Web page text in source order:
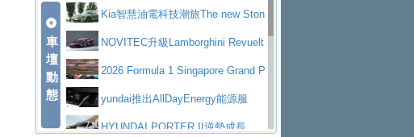
Maserati GT2 Stradale「Tribute to
MC12」全球首度亮相
迎接 RANGE ROVER 品牌家族第
五位成員 全新 RANGE ROVER GT 預告登
場
造型華麗時尚、科技座艙再進化，P
eugeot 208小改款發表上市94.8萬起
更高效的動力
問世，擁有品牌史上最寬敞且豪華的座艙
AUDI推出首款高性能油電超跑Nuvo
lari，0到100公里加速2.6秒、極速350公里
／小時
百年三叉戟傳奇再啟程 Maserati 重
返 1000 Miglia 傳承競速榮耀
法拉利首款純電跑車Luce亮相，最
大馬力超過1000匹並具備530公里最大續航
里程
小車大空間、座艙科技更先進，SK
ODA發表全新純電跨界休旅Eipq祭平民化車
賓士AMG.EA專屬平台首作，Merc
車
壇
動
態
Kia智慧油電科技潮旅The new Ston
ic 1-7月累計銷量創歷史新高
NOVITEC升級Lamborghini Revuelt
o 綜效輸出增至1,048匹
2026 Formula 1 Singapore Grand P
rix 新加坡大獎賽 Audi 極速之旅開放報名
yundai推出AllDayEnergy能源服
務 讓電動車化身行動儲能系統
HYUNDAI PORTER II逆勢成長，